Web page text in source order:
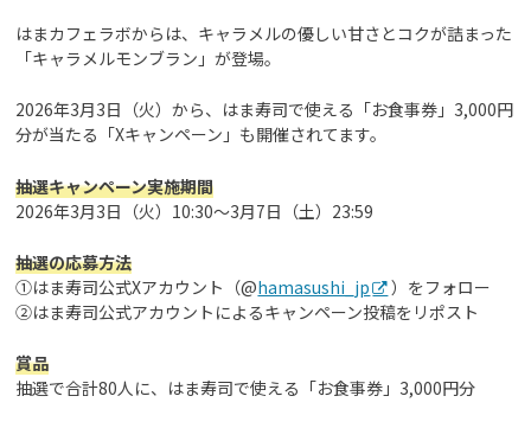
はまカフェラボからは、キャラメルの優しい甘さとコクが詰まった
「キャラメルモンブラン」が登場。
2026年3月3日（火）から、はま寿司で使える「お食事券」3,000円
分が当たる「Xキャンペーン」も開催されてます。
抽選キャンペーン実施期間
2026年3月3日（火）10:30～3月7日（土）23:59
抽選の応募方法
➀はま寿司公式Xアカウント（@hamasushi_jp
）をフォロー
➁はま寿司公式アカウントによるキャンペーン投稿をリポスト
賞品
抽選で合計80人に、はま寿司で使える「お食事券」3,000円分